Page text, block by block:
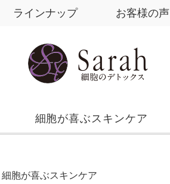
ラインナップ お客様の声
細胞が喜ぶスキンケア
細胞が喜ぶスキンケア